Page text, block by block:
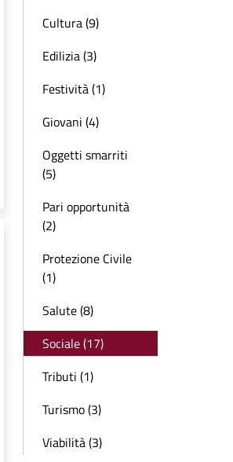
Cultura (9)
Edilizia (3)
Festività (1)
Giovani (4)
Oggetti smarriti
(5)
Pari opportunità
(2)
Protezione Civile
(1)
Salute (8)
Sociale (17)
Tributi (1)
Turismo (3)
Viabilità (3)